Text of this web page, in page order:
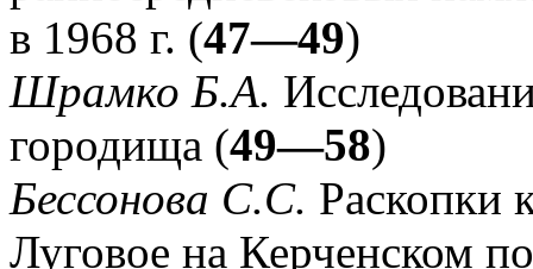
в 1968 г. (47—49)
Шрамко Б.А.
городища (49—58)
Бессонова С.С. Раскопки
Луговое на Керченском